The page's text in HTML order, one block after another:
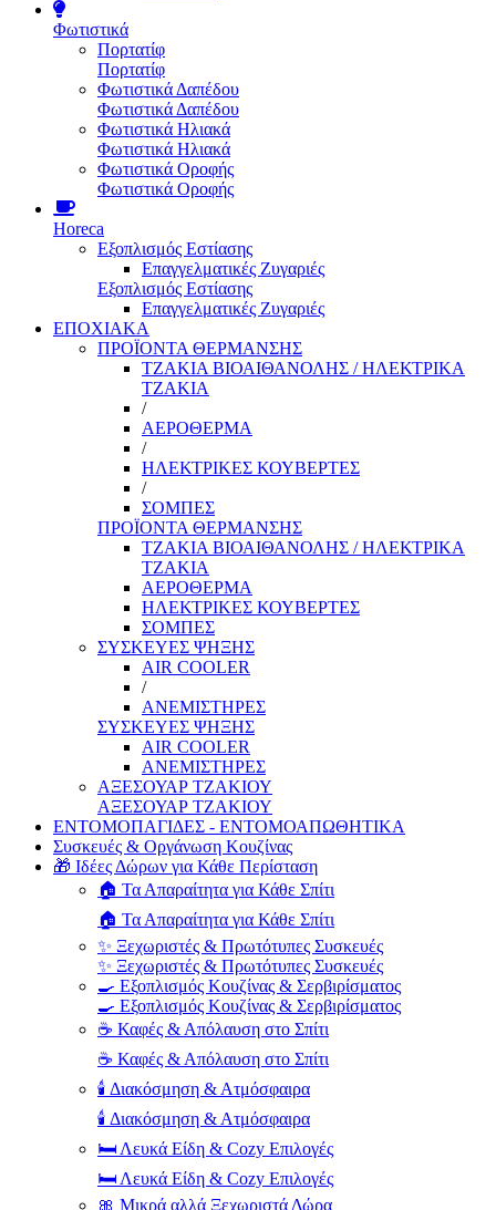
Φωτιστικά
Πορτατίφ
Πορτατίφ
Φωτιστικά Δαπέδου
Φωτιστικά Δαπέδου
Φωτιστικά Ηλιακά
Φωτιστικά Ηλιακά
Φωτιστικά Οροφής
Φωτιστικά Οροφής
Horeca
Εξοπλισμός Εστίασης
Επαγγελματικές Ζυγαριές
Εξοπλισμός Εστίασης
Επαγγελματικές Ζυγαριές
ΕΠΟΧΙΑΚΑ
ΠΡΟΪΟΝΤΑ ΘΕΡΜΑΝΣΗΣ
ΤΖΑΚΙΑ ΒΙΟΑΙΘΑΝΟΛΗΣ / ΗΛΕΚΤΡΙΚΑ
ΤΖΑΚΙΑ
/
ΑΕΡΟΘΕΡΜΑ
/
ΗΛΕΚΤΡΙΚΕΣ ΚΟΥΒΕΡΤΕΣ
/
ΣΟΜΠΕΣ
ΠΡΟΪΟΝΤΑ ΘΕΡΜΑΝΣΗΣ
ΤΖΑΚΙΑ ΒΙΟΑΙΘΑΝΟΛΗΣ / ΗΛΕΚΤΡΙΚΑ
ΤΖΑΚΙΑ
ΑΕΡΟΘΕΡΜΑ
ΗΛΕΚΤΡΙΚΕΣ ΚΟΥΒΕΡΤΕΣ
ΣΟΜΠΕΣ
ΣΥΣΚΕΥΕΣ ΨΗΞΗΣ
AIR COOLER
/
ΑΝΕΜΙΣΤΗΡΕΣ
ΣΥΣΚΕΥΕΣ ΨΗΞΗΣ
AIR COOLER
ΑΝΕΜΙΣΤΗΡΕΣ
ΑΞΕΣΟΥΑΡ ΤΖΑΚΙΟΥ
ΑΞΕΣΟΥΑΡ ΤΖΑΚΙΟΥ
ΕΝΤΟΜΟΠΑΓΙΔΕΣ - ΕΝΤΟΜΟΑΠΩΘΗΤΙΚΑ
Συσκευές & Οργάνωση Κουζίνας
🎁 Ιδέες Δώρων για Κάθε Περίσταση
🏠 Τα Απαραίτητα για Κάθε Σπίτι
🏠 Τα Απαραίτητα για Κάθε Σπίτι
✨ Ξεχωριστές & Πρωτότυπες Συσκευές
✨ Ξεχωριστές & Πρωτότυπες Συσκευές
🍳 Εξοπλισμός Κουζίνας & Σερβιρίσματος
🍳 Εξοπλισμός Κουζίνας & Σερβιρίσματος
☕ Καφές & Απόλαυση στο Σπίτι
☕ Καφές & Απόλαυση στο Σπίτι
🕯️ Διακόσμηση & Ατμόσφαιρα
🕯️ Διακόσμηση & Ατμόσφαιρα
🛏️ Λευκά Είδη & Cozy Επιλογές
🛏️ Λευκά Είδη & Cozy Επιλογές
🎀 Μικρά αλλά Ξεχωριστά Δώρα